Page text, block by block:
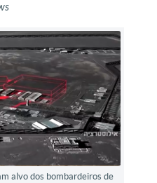
alvo dos bombardeiros de